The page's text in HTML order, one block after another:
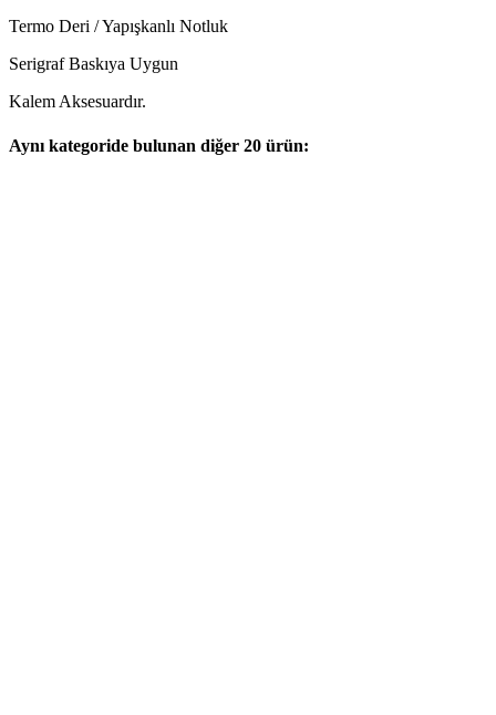
Termo Deri / Yapışkanlı Notluk
Serigraf Baskıya Uygun
Kalem Aksesuardır.
Aynı kategoride bulunan diğer 20 ürün: